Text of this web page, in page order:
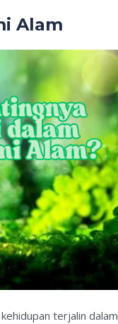
Alam
terjalin dalam